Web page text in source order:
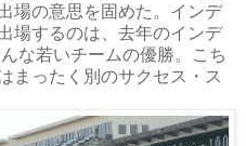
場の意思を固めた。インデ
場するのは、去年のインデ
な若いチームの優勝。こち
まったく別のサクセス・ス